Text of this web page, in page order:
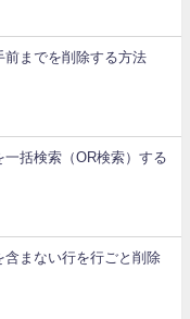
前までを削除する方法
括検索（OR検索）する
まない行を行ごと削除